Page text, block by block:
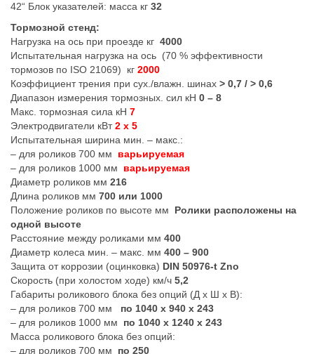
42“ Блок указателей: масса кг 32
Тормозной стенд:
Нагрузка на ось при проезде кг 4000
Испытательная нагрузка на ось (70 % эффективности
тормозов по ISO 21069) кг 2000
Коэффициент трения при сух./влажн. шинах > 0,7 / > 0,6
Диапазон измерения тормозных. сил кН 0 – 8
Макс. тормозная сила кН 7
Электродвигатели кВт2 x 5
Испытательная ширина мин. – макс.:
– для роликов 700 мм варьируемая
– для роликов 1000 мм варьируемая
Диаметр роликов мм 216
Длина роликов мм 700 или 1000
Положение роликов по высоте мм Ролики расположены на
одной высоте
Расстояние между роликами мм 400
Диаметр колеса мин. – макс. мм 400 – 900
Защита от коррозии (оцинковка) DIN 50976-t Zno
Скорость (при холостом ходе) км/ч 5,2
Габариты роликового блока без опций (Д х Ш х В):
– для роликов 700 мм по 1040 x 940 x 243
– для роликов 1000 мм по 1040 x 1240 x 243
Масса роликового блока без опций:
– для роликов 700 мм
по 250